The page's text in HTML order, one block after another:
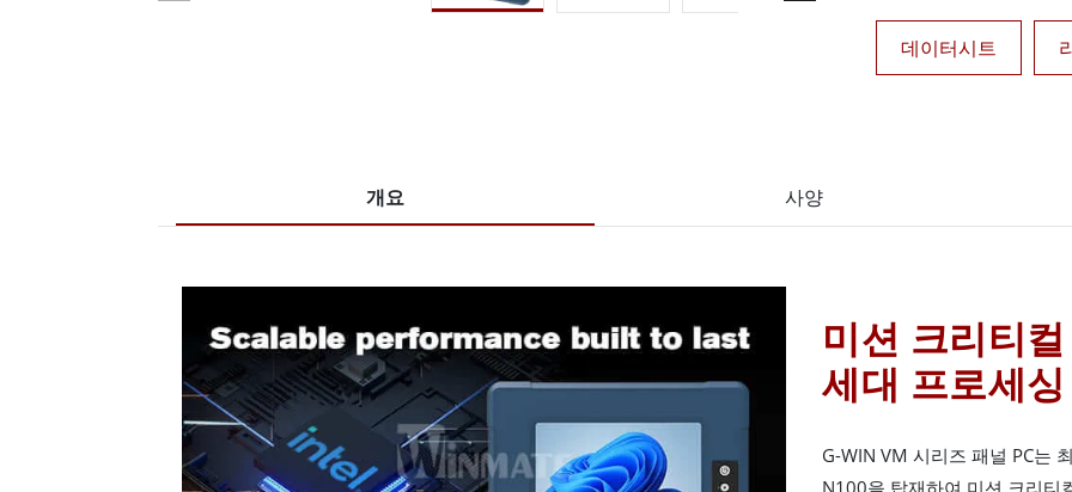
데이터시트
개요 사양
미션 크리티
세대 프로세싱
G-WIN VM 시리즈 패널 PC는